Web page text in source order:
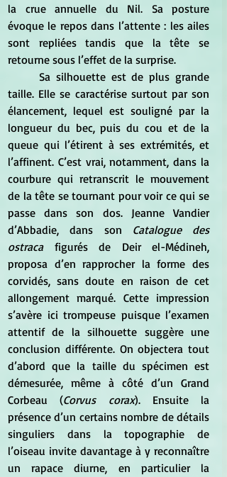
la crue annuelle du Nil. Sa posture
évoque le repos dans l’attente : les ailes
sont repliées tandis que la tête se
retourne sous l’effet de la surprise.
taille. Elle se caractérise surtout par son
élancement, lequel est souligné par la
longueur du bec, puis du cou et de la
queue qui l’étirent à ses extrémités, et
l’affinent. C’est vrai, notamment, dans la
courbure qui retranscrit le mouvement
de la tête se tournant pour voir ce qui se
passe dans son dos. Jeanne Vandier
d’Abbadie, dans son Catalogue des
ostraca figurés de Deir el-Médineh,
proposa d’en rapprocher la forme des
corvidés, sans doute en raison de cet
allongement marqué. Cette impression
s’avère ici trompeuse puisque l’examen
attentif de la silhouette suggère une
conclusion différente. On objectera tout
d’abord que la taille du spécimen est
démesurée, même à côté d’un Grand
Corbeau (Corvus corax). Ensuite la
présence d’un certains nombre de détails
singuliers dans la topographie de
l’oiseau invite davantage à y reconnaître
un rapace diurne, en particulier la